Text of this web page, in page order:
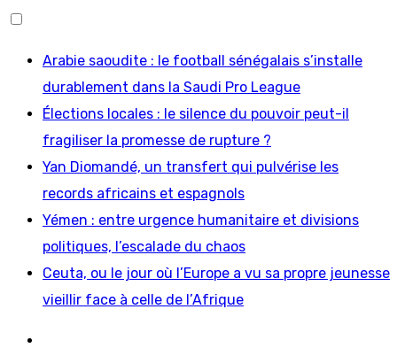
Skip
content
Arabie saoudite : le football sénégalais s’installe
durablement dans la Saudi Pro League
Élections locales : le silence du pouvoir peut-il
fragiliser la promesse de rupture ?
Yan Diomandé, un transfert qui pulvérise les
records africains et espagnols
Yémen : entre urgence humanitaire et divisions
politiques, l’escalade du chaos
Ceuta, ou le jour où l’Europe a vu sa propre jeunesse
vieillir face à celle de l’Afrique